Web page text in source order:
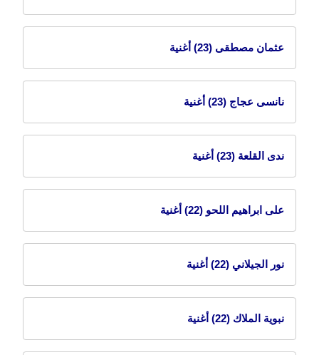
عثمان مصطقى (23) أغنية
نانسى عجاج (23) أغنية
ندى القلعة (23) أغنية
على ابراهيم اللحو (22) أغنية
نور الجيلاني (22) أغنية
نبوية الملاك (22) أغنية